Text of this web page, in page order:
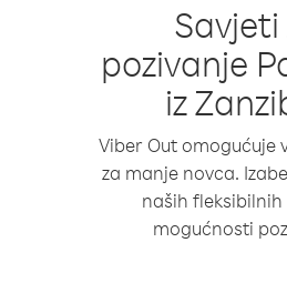
Savjeti
pozivanje
iz
Viber Out omogućuje
za manje novca.
naših
mogućnosti